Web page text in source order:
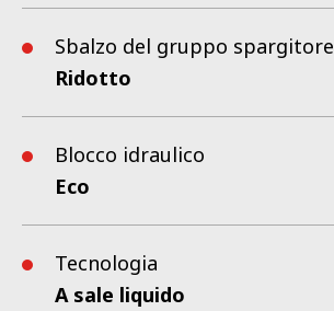
Sbalzo del gruppo spargitore
Ridotto
Blocco idraulico
Eco
Tecnologia
A sale liquido